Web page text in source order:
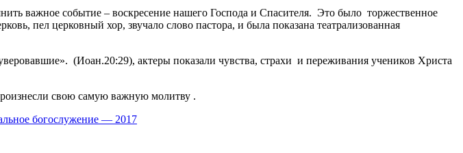
важное событие – воскресение нашего Господа и Спасителя. Это было торжественное
пел церковный хор, звучало слово пастора, и была показана театрализованная
(Иоан.20:29), актеры показали чувства, страхи и переживания учеников Христа
свою самую важную молитву .
богослужение — 2017